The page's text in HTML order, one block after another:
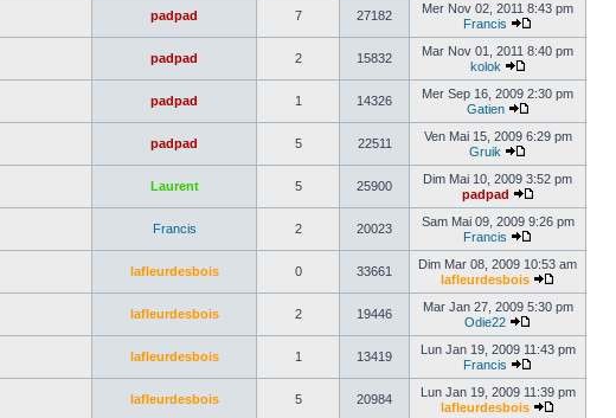
padpad 7 27182
Mer Nov 02, 2011 8:43 pm
Francis
padpad 2 15832
Mar Nov 01, 2011 8:40 pm
kolok
padpad 1 14326
Mer Sep 16, 2009 2:30 pm
Gatien
padpad 5 22511
Ven Mai 15, 2009 6:29 pm
Gruik
Laurent 5 25900
Dim Mai 10, 2009 3:52 pm
padpad
Francis 2 20023
Sam Mai 09, 2009 9:26 pm
Francis
lafleurdesbois 0 33661
Dim Mar 08, 2009 10:53 am
lafleurdesbois
lafleurdesbois 2 19446
Mar Jan 27, 2009 5:30 pm
Odie22
lafleurdesbois 1 13419
Lun Jan 19, 2009 11:43 pm
Francis
lafleurdesbois 5 20984
Lun Jan 19, 2009 11:39 pm
lafleurdesbois